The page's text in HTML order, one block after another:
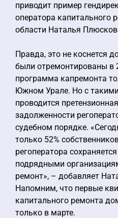
приводит пример
оператора капитального
области Наталья
Правда, это не коснется
были отремонтированы в
программа капремонта
Южном Урале. Но с
проводится
задолженности
судебном порядке.
только 52%
регоператора
подрядными
ремонт», – добавляет
Напомним, что первые
капитального ремонта
только в марте.